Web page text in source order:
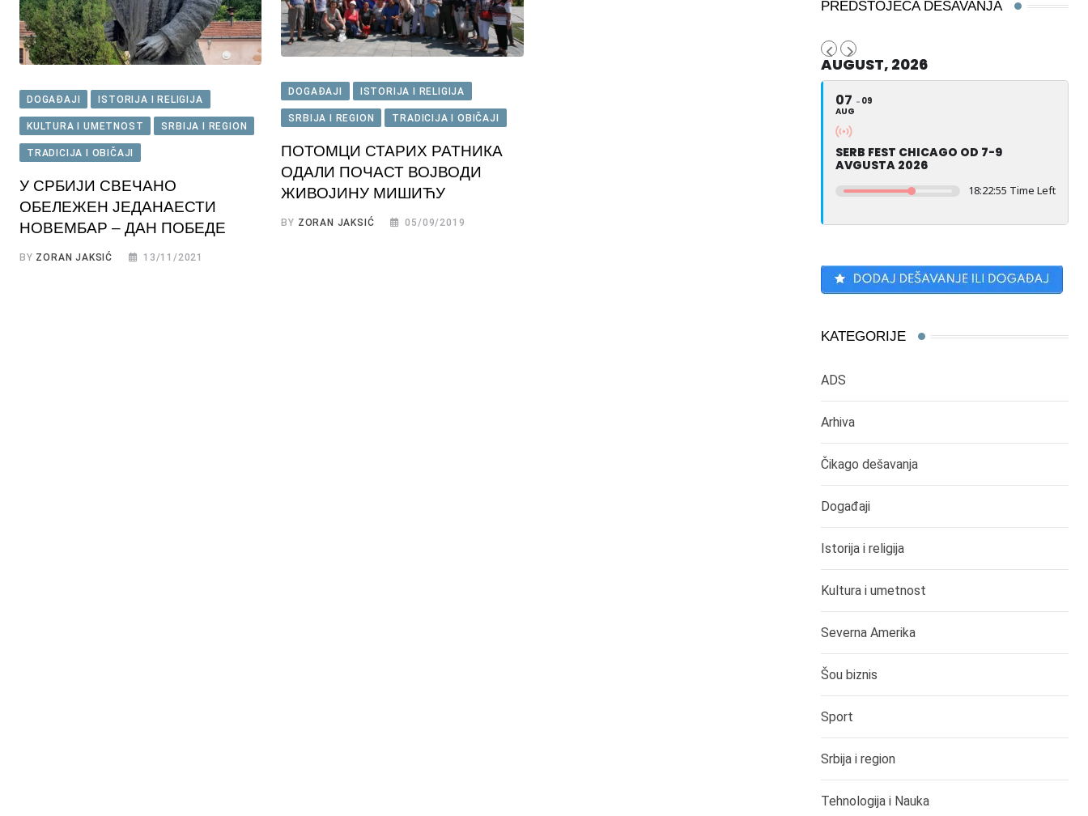
DOGAĐAJI ISTORIJA I RELIGIJA
KULTURA I UMETNOST SRBIJA I REGION
TRADICIJA I OBIČAJI
У СРБИЈИ СВЕЧАНО
ОБЕЛЕЖЕН ЈЕДАНАЕСТИ
НОВЕМБАР – ДАН ПОБЕДЕ
BY ZORAN JAKSIĆ 13/11/2021
DOGAĐAJI ISTORIJA I RELIGIJA
SRBIJA I REGION TRADICIJA I OBIČAJI
ПОТОМЦИ СТАРИХ РАТНИКА
ОДАЛИ ПОЧАСТ ВОЈВОДИ
ЖИВОЈИНУ МИШИЋУ
BY ZORAN JAKSIĆ 05/09/2019
PREDSTOJEĆA DEŠAVANJA
AUGUST, 2026
07
AUG
09
SERB FEST CHICAGO OD 7-9
AVGUSTA 2026
18:22:54 Time Left
KATEGORIJE
ADS
Arhiva
Čikago dešavanja
Događaji
Istorija i religija
Kultura i umetnost
Severna Amerika
Šou biznis
Sport
Srbija i region
Tehnologija i Nauka